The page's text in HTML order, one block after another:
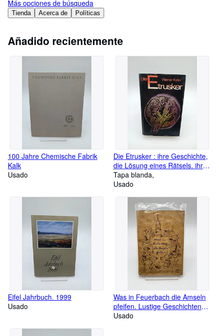
Vendedores
Comenzar a vender
Ayuda
Tienda Acerca de Políticas
Más opciones de búsqueda
Añadido recientemente
100 Jahre Chemische Fabrik
Kalk
Usado
Die Etrusker : ihre Geschichte,
die Lösung eines Rätsels. ihre
Geschichte, die Lösung e.
Rätsels
Tapa blanda
Usado
Eifel Jahrbuch. 1999
Usado
Was in Feuerbach die Amseln
pfeifen. Lustige Geschichten
und Beiträge zur Volkskunde.
Usado